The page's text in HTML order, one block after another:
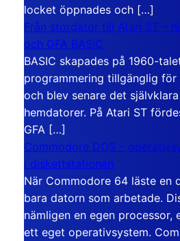
locket öppnades och […]
Från stordator till Atari ST –
och GFA BASIC
BASIC skapades på 1960-
programmering tillgänglig
och blev senare det
hemdatorer. På Atari ST
GFA […]
Commodore DOS –
i diskettstationen
När Commodore 64 läste en
bara datorn som arbetade.
nämligen en egen processor,
ett eget operativsystem.